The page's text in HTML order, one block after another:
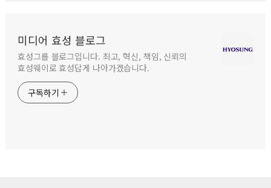
미디어 효성 블로그
효성그룹 블로그입니다. 최고, 혁신, 책임, 신뢰의
효성웨이로 효성답게 나아가겠습니다.
구독하기